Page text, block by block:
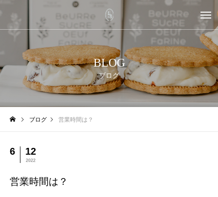
BLOG
ブログ
ブログ 営業時間は？
6 12
2022
営業時間は？